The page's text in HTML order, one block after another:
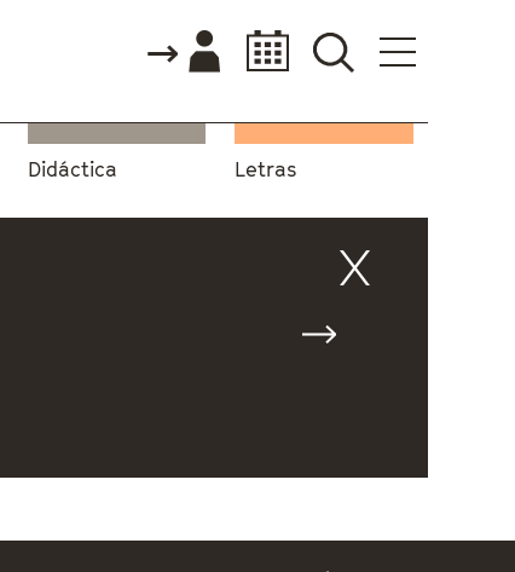
Didáctica Letras